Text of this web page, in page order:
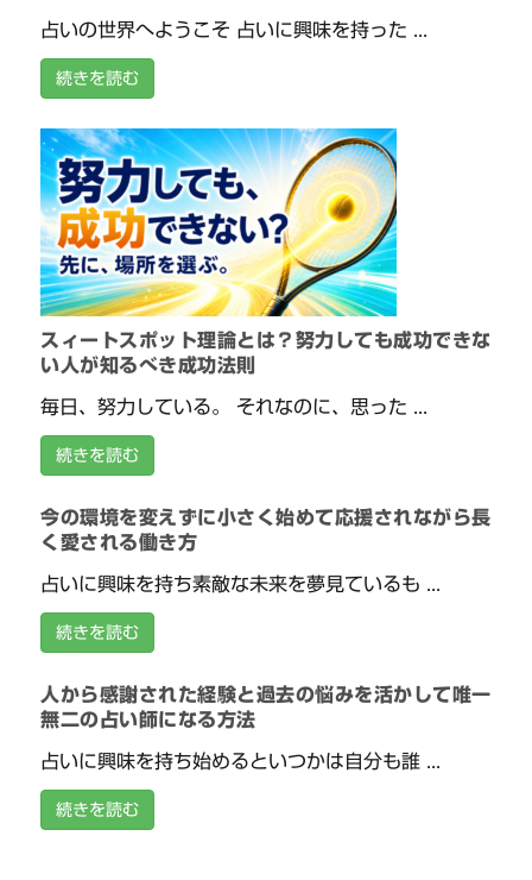
占いの世界へようこそ 占いに興味を持った ...
続きを読む
スィートスポット理論とは？努力しても成功できな
い人が知るべき成功法則
毎日、努力している。 それなのに、思った ...
続きを読む
今の環境を変えずに小さく始めて応援されながら長
く愛される働き方
占いに興味を持ち素敵な未来を夢見ているも ...
続きを読む
人から感謝された経験と過去の悩みを活かして唯一
無二の占い師になる方法
占いに興味を持ち始めるといつかは自分も誰 ...
続きを読む